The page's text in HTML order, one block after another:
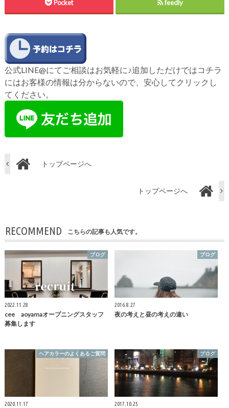
Pocket feedly
公式LINE@にてご相談はお気軽に♪追加しただけではコチラ
にはお客様の情報は分からないので、安心してクリックし
てください。
トップページへ
トップページへ
RECOMMEND こちらの記事も人気です。
ブログ
2022.11.28
cee aoyamaオープニングスタッフ
募集します
ブログ
2016.8.27
夜の考えと昼の考えの違い
ヘアカラーのよくあるご質問
2020.11.17
ブログ
2017.10.25